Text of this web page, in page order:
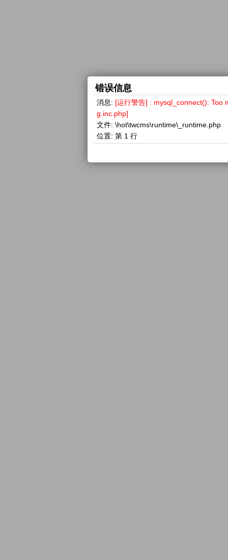
错误信息
消息: [运行警告] : mysql_connect(): Too
g.inc.php]
文件: \hot\twcms\runtime\_runtime.php
位置: 第 1 行